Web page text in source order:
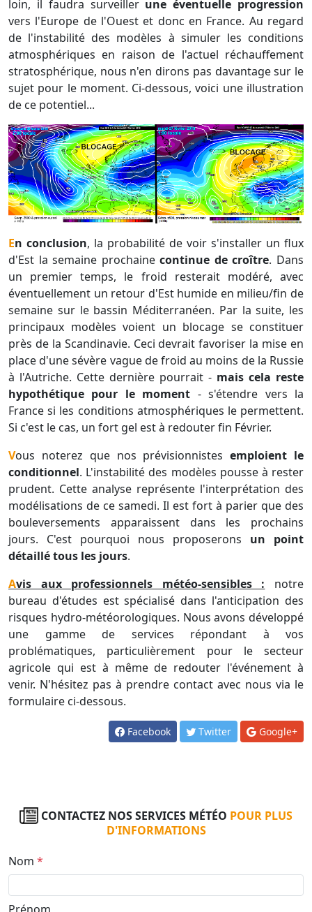
loin, il faudra surveillerune éventuelle progression
vers l'Europe de l'Ouest et donc en France. Au regard
de l'instabilité des modèles à simuler les conditions
atmosphériques en raison de l'actuel réchauffement
stratosphérique, nous n'en dirons pas davantage sur le
sujet pour le moment. Ci-dessous, voici une illustration
de ce potentiel...
En conclusion, la probabilité de voir s'installer un flux
d'Est la semaine prochainecontinue de croître. Dans
un premier temps, le froid resterait modéré, avec
éventuellement un retour d'Est humide en milieu/fin de
semaine sur le bassin Méditerranéen. Par la suite, les
principaux modèles voient un blocage se constituer
près de la Scandinavie. Ceci devrait favoriser la mise en
place d'une sévère vague de froid au moins de la Russie
à l'Autriche. Cette dernière pourrait - mais cela reste
hypothétique pour le moment - s'étendre vers la
France si les conditions atmosphériques le permettent.
Si c'est le cas, un fort gel est à redouter fin Février.
Vous noterez que nos prévisionnistes emploient le
conditionnel. L'instabilité des modèles pousse à rester
prudent. Cette analyse représente l'interprétation des
modélisations de ce samedi. Il est fort à parier que des
bouleversements apparaissent dans les prochains
jours. C'est pourquoi nous proposerons un point
détaillé tous les jours.
Avis aux professionnels météo-sensibles : notre
bureau d'études est spécialisé dans l'anticipation des
risques hydro-météorologiques. Nous avons développé
une gamme de services répondant à vos
problématiques, particulièrement pour le secteur
agricole qui est à même de redouter l'événement à
venir. N'hésitez pas à prendre contact avec nous via le
formulaire ci-dessous.
Facebook Twitter Google+
CONTACTEZ NOS SERVICES MÉTÉO POUR PLUS
D'INFORMATIONS
Nom *